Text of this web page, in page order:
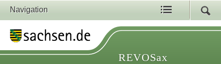
Navigation
REVOSax